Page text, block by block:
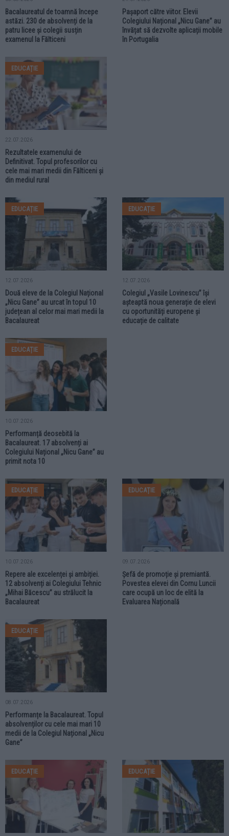
Bacalaureatul de toamnă începe
astăzi. 230 de absolvenți de la
patru licee și colegii susțin
examenul la Fălticeni
Pașaport către viitor. Elevii
Colegiului Național „Nicu Gane” au
învățat să dezvolte aplicații mobile
în Portugalia
EDUCAȚIE
22.07.2026
Rezultatele examenului de
Definitivat. Topul profesorilor cu
cele mai mari medii din Fălticeni și
din mediul rural
EDUCAȚIE
12.07.2026
Două eleve de la Colegiul Național
„Nicu Gane” au urcat în topul 10
județean al celor mai mari medii la
Bacalaureat
EDUCAȚIE
12.07.2026
Colegiul „Vasile Lovinescu” își
așteaptă noua generație de elevi
cu oportunități europene și
educație de calitate
EDUCAȚIE
10.07.2026
Performanță deosebită la
Bacalaureat. 17 absolvenți ai
Colegiului Național „Nicu Gane” au
primit nota 10
EDUCAȚIE
10.07.2026
Repere ale excelenței și ambiției.
12 absolvenți ai Colegiului Tehnic
„Mihai Băcescu” au strălucit la
Bacalaureat
EDUCAȚIE
09.07.2026
Șefă de promoție și premiantă.
Povestea elevei din Cornu Luncii
care ocupă un loc de elită la
Evaluarea Națională
EDUCAȚIE
08.07.2026
Performanțe la Bacalaureat. Topul
absolvenților cu cele mai mari 10
medii de la Colegiul Național „Nicu
Gane”
EDUCAȚIE EDUCAȚIE